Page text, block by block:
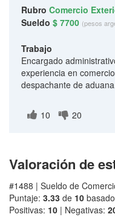
Rubro Comercio
Sueldo $ 7700 (pesos
Trabajo
Encargado
experiencia en
despachante de
10 20
Valoración de
#1488 | Sueldo de
Puntaje: 3.33 de 10
Positivas: 10 | Negativas: